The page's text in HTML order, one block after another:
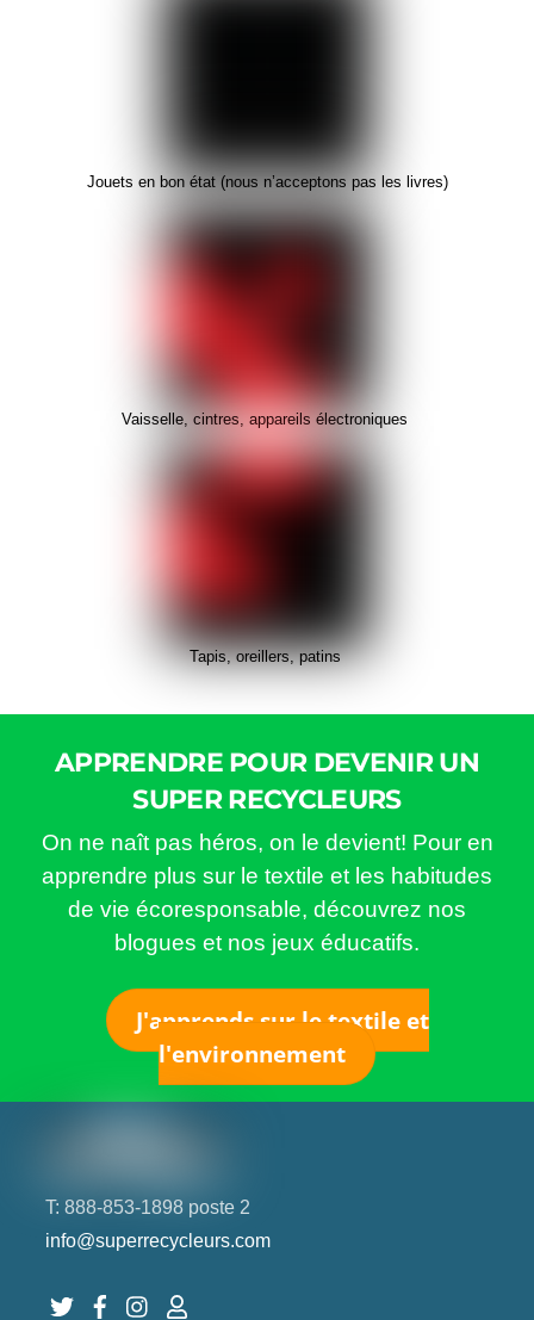
Jouets en bon état (nous n’acceptons pas les livres)
Vaisselle, cintres, appareils électroniques
Tapis, oreillers, patins
APPRENDRE POUR DEVENIR UN
SUPER RECYCLEURS
On ne naît pas héros, on le devient! Pour en
apprendre plus sur le textile et les habitudes
de vie écoresponsable, découvrez nos
blogues et nos jeux éducatifs.
J'apprends sur le textile et
l'environnement
T: 888-853-1898 poste 2
info@superrecycleurs.com
TwitterFacebookInstagram